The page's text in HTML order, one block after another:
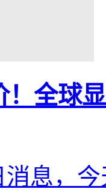
！全球
息，